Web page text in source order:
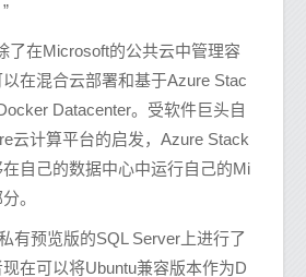
了在Microsoft的公共云中管理容
在混合云部署和基于Azure Stac
Datacenter。受软件巨头自
云计算平台的启发，Azure Stack
自己的数据中心中运行自己的Mi
。
有预览版的SQL Server上进行了
在可以将Ubuntu兼容版本作为D